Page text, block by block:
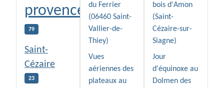
provence
79
Saint-
Cézaire
23
du Ferrier
(06460 Saint-
Vallier-de-
Thiey)
Vues
aériennes des
plateaux au
bois d'Amon
(Saint-
Cézaire-sur-
Siagne)
Jour
d'équinoxe au
Dolmen des